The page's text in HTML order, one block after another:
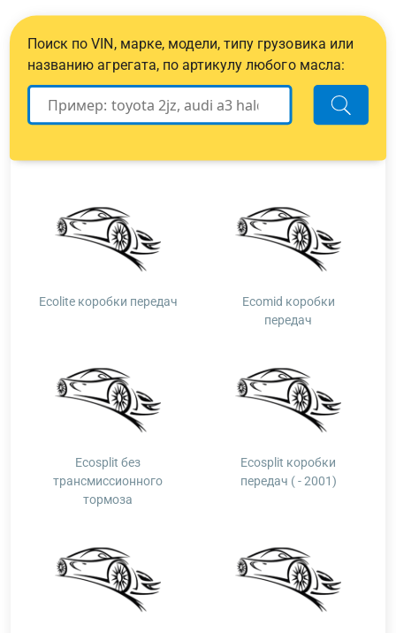
Поиск по VIN, марке, модели, типу грузовика или
названию агрегата, по артикулу любого масла:
Ecolite коробки передач
Ecomid коробки
передач
Ecosplit без
трансмиссионного
тормоза
Ecosplit коробки
передач ( - 2001)